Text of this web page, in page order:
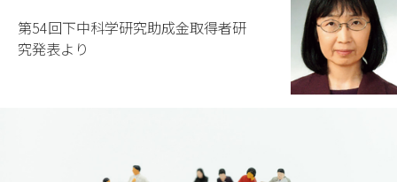
第54回下中科学研究助成金取得者研
究発表より